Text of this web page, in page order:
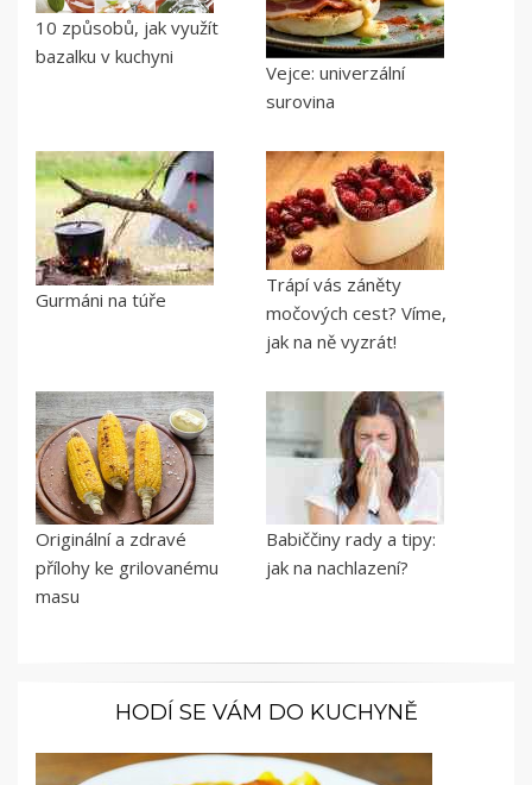
10 způsobů, jak využít
bazalku v kuchyni
Vejce: univerzální
surovina
Gurmáni na túře
Trápí vás záněty
močových cest? Víme,
jak na ně vyzrát!
Originální a zdravé
přílohy ke grilovanému
masu
Babiččiny rady a tipy:
jak na nachlazení?
HODÍ SE VÁM DO KUCHYNĚ